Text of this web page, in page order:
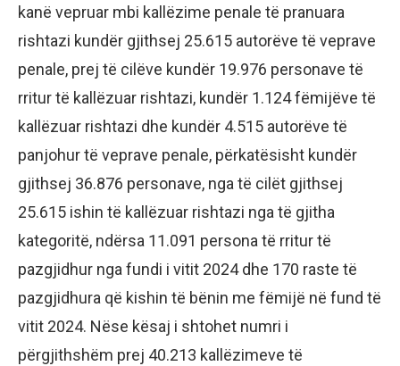
kanë vepruar mbi kallëzime penale të pranuara
rishtazi kundër gjithsej 25.615 autorëve të veprave
penale, prej të cilëve kundër 19.976 personave të
rritur të kallëzuar rishtazi, kundër 1.124 fëmijëve të
kallëzuar rishtazi dhe kundër 4.515 autorëve të
panjohur të veprave penale, përkatësisht kundër
gjithsej 36.876 personave, nga të cilët gjithsej
25.615 ishin të kallëzuar rishtazi nga të gjitha
kategoritë, ndërsa 11.091 persona të rritur të
pazgjidhur nga fundi i vitit 2024 dhe 170 raste të
pazgjidhura që kishin të bënin me fëmijë në fund të
vitit 2024. Nëse kësaj i shtohet numri i
përgjithshëm prej 40.213 kallëzimeve të